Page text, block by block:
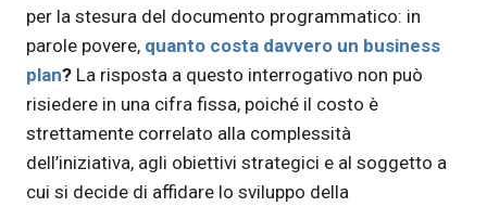
per la stesura del documento programmatico: in
parole povere, quanto costa davvero un business
plan? La risposta a questo interrogativo non può
risiedere in una cifra fissa, poiché il costo è
strettamente correlato alla complessità
dell’iniziativa, agli obiettivi strategici e al soggetto a
cui si decide di affidare lo sviluppo della